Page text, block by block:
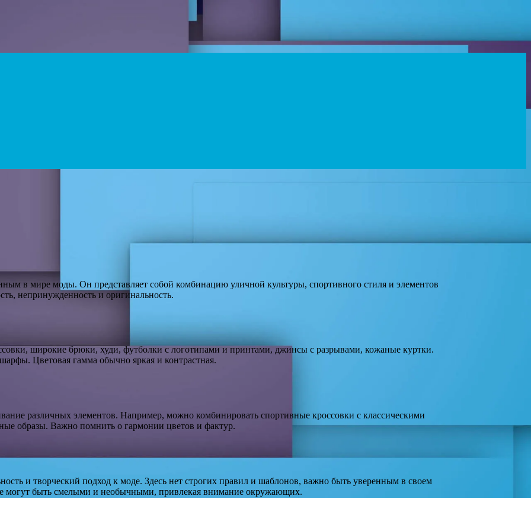
в мире моды. Он представляет собой комбинацию уличной культуры, спортивного стиля и элементов
непринужденность и оригинальность.
широкие брюки, худи, футболки с логотипами и принтами, джинсы с разрывами, кожаные куртки.
Цветовая гамма обычно яркая и контрастная.
различных элементов. Например, можно комбинировать спортивные кроссовки с классическими
образы. Важно помнить о гармонии цветов и фактур.
и творческий подход к моде. Здесь нет строгих правил и шаблонов, важно быть уверенным в своем
могут быть смелыми и необычными, привлекая внимание окружающих.